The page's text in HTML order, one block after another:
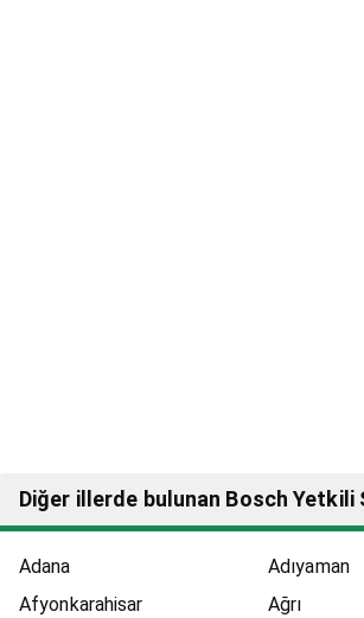
Diğer illerde bulunan Bosch Yetkili
Adana
Adıyaman
Afyonkarahisar
Ağrı